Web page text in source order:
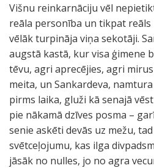
Višnu reinkarnāciju vēl
reāla personība un tikpat reāls
vēlāk turpināja viņa sekotāji.
augstā kastā, kur visa ģimene
tēvu, agri aprecējies, agri
meita, un Sankardeva,
pirms laika, gluži kā senajā
pie nākamā dzīves posma –
senie askēti devās uz mežu,
svētceļojumu, kas ilga
jāsāk no nulles, jo no agra